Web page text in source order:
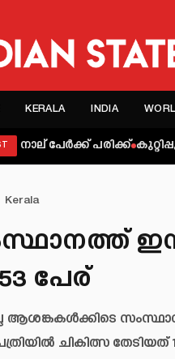
KERALA INDIA
പരിക്ക് കുറ്റിപ്പുറം ബസ്
Kerala
പേര്
ആശങ്കകള്‍ക്കിടെ
ചികിത്സ